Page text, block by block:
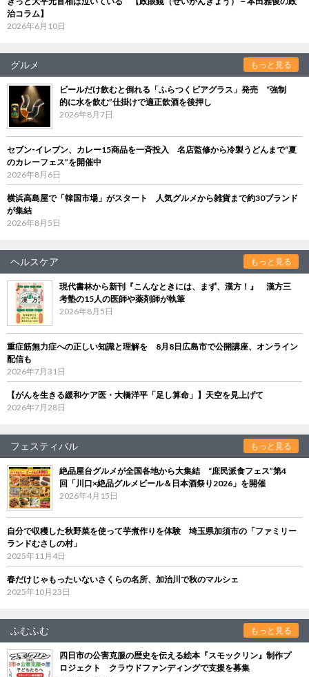
治コラム】
2026年6月10日
グルメ もっと見る
ビールだけ飲むと倒れる「ふらつくビアグラス」発売 “強制
的に水を飲む”仕掛けで適正飲酒を後押し
2026年8月7日
セブン‐イレブン、カレー15商品を一斉投入 名店監修から冷製うどんまで“夏
のカレーフェス”を開催中
2026年8月6日
横浜高島屋で「韓国市場」がスタート 人気グルメから雑貨まで約30ブランド
が集結
2026年8月5日
ヘルスケア もっと見る
現代書林から新刊『こんなときには、まず、漢方！』 漢方三
考塾の15人の医師や薬剤師が執筆
2026年8月5日
重症筋無力症への正しい知識と理解を 8月8日広島市で公開講座、オンライン
配信も
2026年7月31日
【がんを生きる緩和ケア医・大橋洋平「足し算命」】天空を見上げて
2026年7月28日
フェスティバル もっと見る
絶品屋台グルメが全国各地から大集結 “庶民派食フェス”第4
回「川口×絶品グルメビール＆日本酒祭り2026」を開催
2026年4月15日
自分で収穫した秋野菜を使って芋煮作りを体験 埼玉県加須市の「ファミリー
ランドむさしの村」
2025年11月4日
春だけじゃもったいないさくらの名所、加治川で秋のマルシェ
2025年10月23日
ふむふむ もっと見る
四日市の公害克服の歴史を伝える絵本『スモックリン』制作プ
ロジェクト クラウドファンディングで支援を募集